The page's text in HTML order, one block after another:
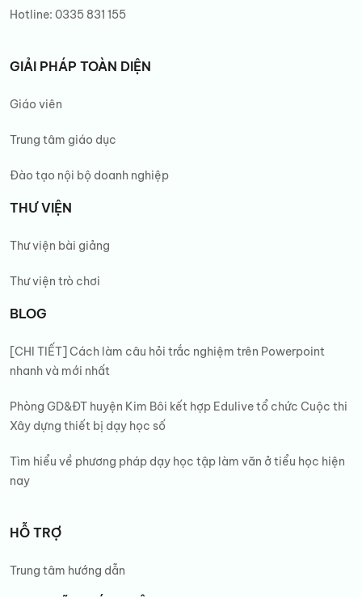
Hotline: 0335 831 155
GIẢI PHÁP TOÀN DIỆN
Giáo viên
Trung tâm giáo dục
Đào tạo nội bộ doanh nghiệp
THƯ VIỆN
Thư viện bài giảng
Thư viện trò chơi
BLOG
[CHI TIẾT] Cách làm câu hỏi trắc nghiệm trên Powerpoint
nhanh và mới nhất
Phòng GD&ĐT huyện Kim Bôi kết hợp Edulive tổ chức Cuộc thi
Xây dựng thiết bị dạy học số
Tìm hiểu về phương pháp dạy học tập làm văn ở tiểu học hiện
nay
HỖ TRỢ
Trung tâm hướng dẫn